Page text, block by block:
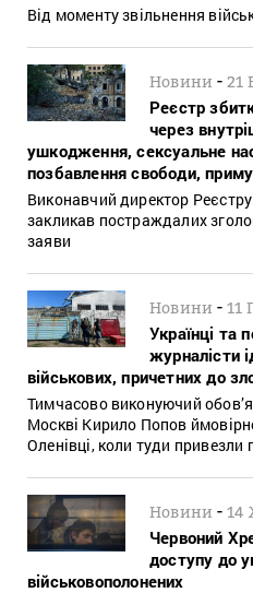
Від моменту звільнення
Новини -21
Реєстр
через
ушкодження, сексуальне
позбавлення свободи,
Виконавчий директор
закликав постраждалих
заяви
Новини -11
Українці та
журналісти
військових, причетних до
Тимчасово виконуючий
Москві Кирило Попов
Оленівці, коли туди привезли
Новини -14
Червоний
доступу до
військовополонених